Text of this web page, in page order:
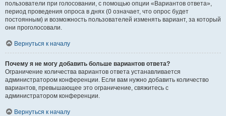
пользователи при голосовании, с помощью опции «Вариантов ответа»,
период проведения опроса в днях (0 означает, что опрос будет
постоянным) и возможность пользователей изменять вариант, за который
они проголосовали.
Вернуться к началу
Почему я не могу добавить больше вариантов ответа?
Ограничение количества вариантов ответа устанавливается
администратором конференции. Если вам нужно добавить количество
вариантов, превышающее это ограничение, свяжитесь с
администратором конференции.
Вернуться к началу